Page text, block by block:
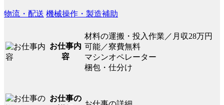
物流・配送 機械操作・製造補助
お仕事内
容
材料の運搬・投入作業／月収28万円
可能／寮費無料
マシンオペレーター
梱包・仕分け
お仕事の